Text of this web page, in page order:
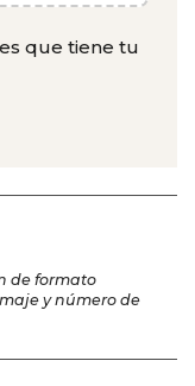
que tiene tu
de formato
y número de